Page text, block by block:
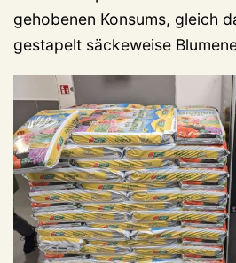
gehobenen Konsums, gleich
gestapelt säckeweise